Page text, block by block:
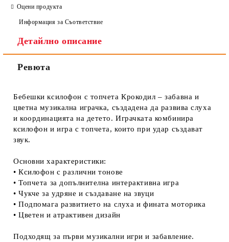
Оцени продукта
Информация за Съответствие
Детайлно описание
Ревюта
Бебешки ксилофон с топчета Крокодил – забавна и
цветна музикална играчка, създадена да развива слуха
и координацията на детето. Играчката комбинира
ксилофон и игра с топчета, които при удар създават
звук.
Основни характеристики:
• Ксилофон с различни тонове
• Топчета за допълнителна интерактивна игра
• Чукче за удряне и създаване на звуци
• Подпомага развитието на слуха и фината моторика
• Цветен и атрактивен дизайн
Подходящ за първи музикални игри и забавление.